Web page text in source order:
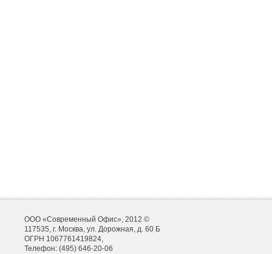
ООО «Современный Офис», 2012 ©
117535, г. Москва, ул. Дорожная, д. 60 Б
ОГРН 1067761419824,
Телефон: (495) 646-20-06